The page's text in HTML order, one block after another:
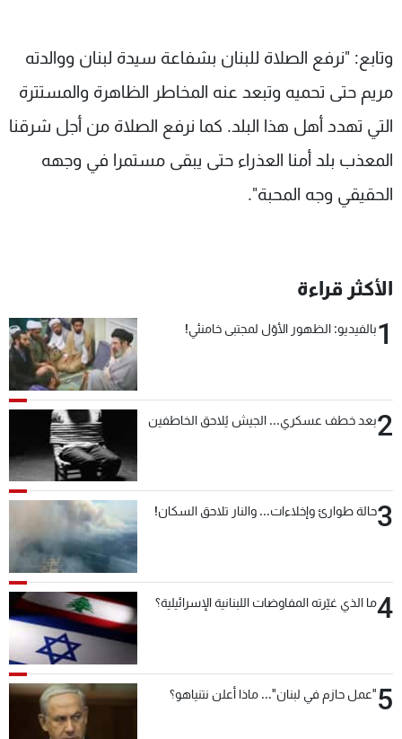
وتابع: "نرفع الصلاة للبنان بشفاعة سيدة لبنان ووالدته
مريم حتى تحميه وتبعد عنه المخاطر الظاهرة والمستترة
التي تهدد أهل هذا البلد. كما نرفع الصلاة من أجل شرقنا
المعذب بلد أمنا العذراء حتى يبقى مستمرا في وجهه
الحقيقي وجه المحبة".
الأكثر قراءة
1بالفيديو: الظهور الأوّل لمجتبى خامنئي!
2بعد خطف عسكري... الجيش يُلاحق الخاطفين
3حالة طوارئ وإخلاءات... والنار تلاحق السكان!
4ما الذي غيّرته المفاوضات اللبنانية الإسرائيلية؟
5"عمل حازم في لبنان"... ماذا أعلن نتنياهو؟